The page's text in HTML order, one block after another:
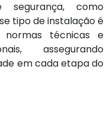
segurança, como
tipo de instalação é
normas técnicas e
assegurando
em cada etapa do